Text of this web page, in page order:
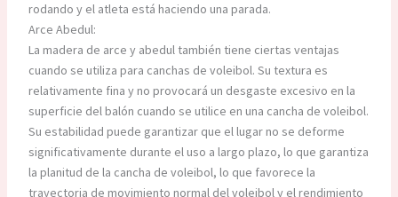
rodando y el atleta está haciendo una parada.
Arce Abedul:
La madera de arce y abedul también tiene ciertas ventajas
cuando se utiliza para canchas de voleibol. Su textura es
relativamente fina y no provocará un desgaste excesivo en la
superficie del balón cuando se utilice en una cancha de voleibol.
Su estabilidad puede garantizar que el lugar no se deforme
significativamente durante el uso a largo plazo, lo que garantiza
la planitud de la cancha de voleibol, lo que favorece la
trayectoria de movimiento normal del voleibol y el rendimiento